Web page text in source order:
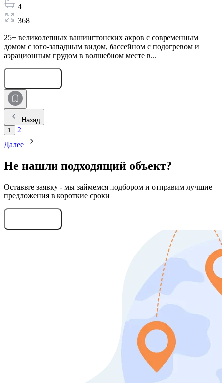
4
368
25+ великолепных вашингтонских акров с современным
домом с юго-западным видом, бассейном с подогревом и
аэрационным прудом в волшебном месте в...
Назад
1
2
Далее
Не нашли подходящий объект?
Оставьте заявку - мы займемся подбором и отправим лучшие
предложения в короткие сроки